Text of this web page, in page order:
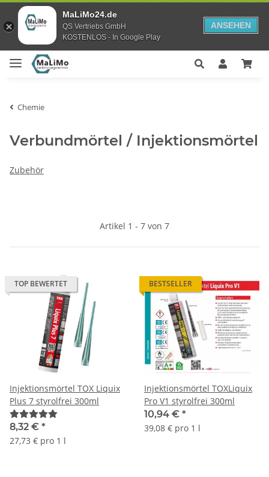
MaLiMo24.de
QS Vertriebs GmbH
KOSTENLOS - In Google Play
ANSEHEN
Chemie
Verbundmörtel / Injektionsmörtel
Zubehör
Artikel 1 - 7 von 7
TOP BEWERTET
Injektionsmörtel TOX Liquix
Plus 7 styrolfrei 300ml
8,32 € *
27,73 € pro 1 l
BESTSELLER
Injektionsmörtel TOXLiquix
Pro V1 styrolfrei 300ml
10,94 € *
39,08 € pro 1 l